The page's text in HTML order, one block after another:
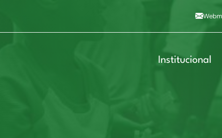
Institucional